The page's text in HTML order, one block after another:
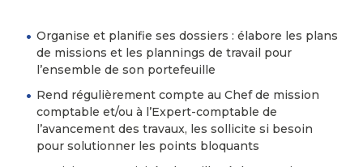
Organise et planifie ses dossiers : élabore les plans
de missions et les plannings de travail pour
l’ensemble de son portefeuille
Rend régulièrement compte au Chef de mission
comptable et/ou à l’Expert-comptable de
l’avancement des travaux, les sollicite si besoin
pour solutionner les points bloquants